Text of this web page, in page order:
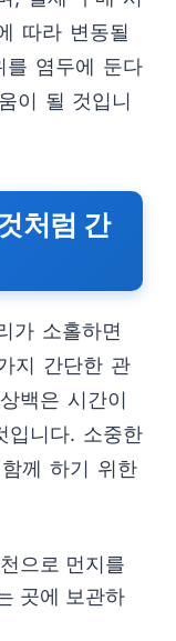
따라 변동될
를 염두에 둔다
이 될 것입니
처럼 간
가 소홀하면
지 간단한 관
백은 시간이
입니다. 소중한
께 하기 위한
으로 먼지를
곳에 보관하